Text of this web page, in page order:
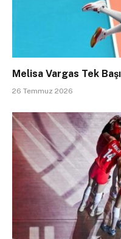
Melisa Vargas Tek
26 Temmuz 2026